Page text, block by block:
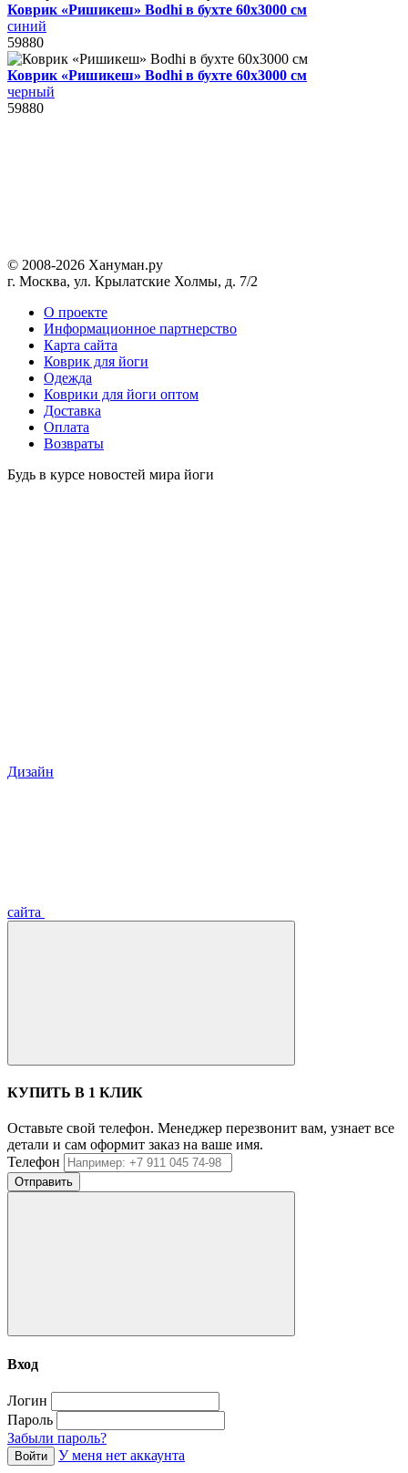
Коврик «Ришикеш» Bodhi в бухте 60х3000 см
синий
59880
Коврик «Ришикеш» Bodhi в бухте 60х3000 см
черный
59880
© 2008-2026 Хануман.ру
г. Москва, ул. Крылатские Холмы, д. 7/2
O проекте
Информационное партнерство
Карта сайта
Коврик для йоги
Одежда
Коврики для йоги оптом
Доставка
Оплата
Возвраты
Будь в курсе новостей мира йоги
Дизайн
сайта
КУПИТЬ В 1 КЛИК
Оставьте свой телефон. Менеджер перезвонит вам, узнает все
детали и сам оформит заказ на ваше имя.
Телефон
Отправить
Вход
Логин
Пароль
Забыли пароль?
Войти У меня нет аккаунта